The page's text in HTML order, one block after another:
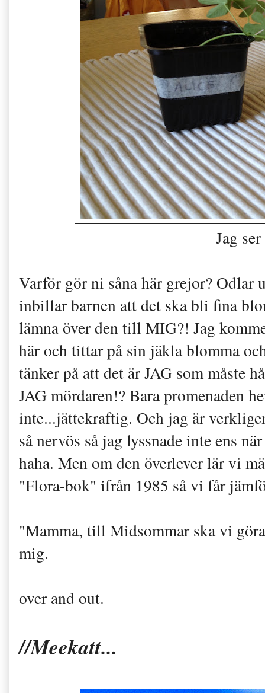
Jag
Varför gör ni såna här grejor? Odlar
inbillar barnen att det ska bli fina
lämna över den till MIG?! Jag
här och tittar på sin jäkla blomma
tänker på att det är JAG som måste
JAG mördaren!? Bara promenaden
inte...jättekraftig. Och jag är
så nervös så jag lyssnade inte ens
haha. Men om den överlever lär vi
"Flora-bok" ifrån 1985 så vi får
"Mamma, till Midsommar ska vi
mig.
over and out.
//Meekatt...